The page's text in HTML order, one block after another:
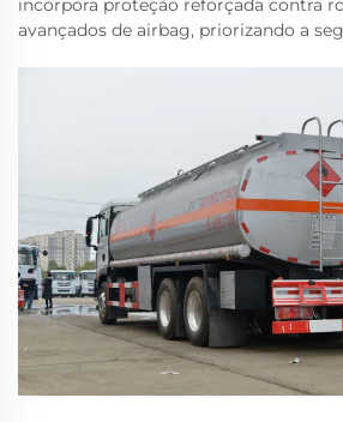
incorpora proteção reforçada contra
avançados de airbag, priorizando a